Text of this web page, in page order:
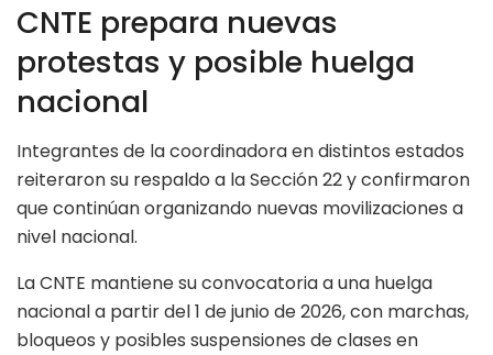
CNTE prepara nuevas
protestas y posible huelga
nacional
Integrantes de la coordinadora en distintos estados
reiteraron su respaldo a la Sección 22 y confirmaron
que continúan organizando nuevas movilizaciones a
nivel nacional.
La CNTE mantiene su convocatoria a una huelga
nacional a partir del 1 de junio de 2026, con marchas,
bloqueos y posibles suspensiones de clases en